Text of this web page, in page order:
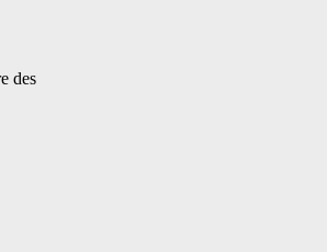
des